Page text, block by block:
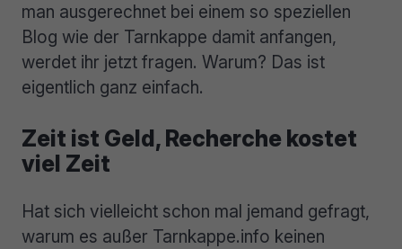
man ausgerechnet bei einem so speziellen
Blog wie der Tarnkappe damit anfangen,
werdet ihr jetzt fragen. Warum? Das ist
eigentlich ganz einfach.
Zeit ist Geld, Recherche kostet
viel Zeit
Hat sich vielleicht schon mal jemand gefragt,
warum es außer Tarnkappe.info keinen